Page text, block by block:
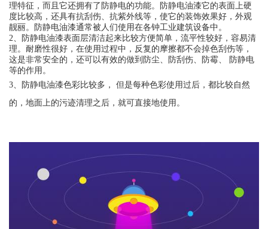
理特征，而且它还拥有了防静电的功能。防静电油漆它的表面上硬
度比较高，还具有抗刮伤、抗紫外线等，使它的装饰效果好，外观
靓丽。防静电油漆通常被人们使用在各钟工业建筑设备中。
2、防静电油漆表面层清洁起来比较方便简单，流平性较好，容易清
理。耐磨性很好，在使用过程中，反复的摩擦都不会掉色刮伤等，
这是非常安全的，还可以有效的做到防尘、防刮伤、防霉、 防静电
等的作用。
3、防静电油漆色彩比较多， 但是每种色彩使用过后，都比较自然
的，地面上的污迹清理之后，就可直接地使用。